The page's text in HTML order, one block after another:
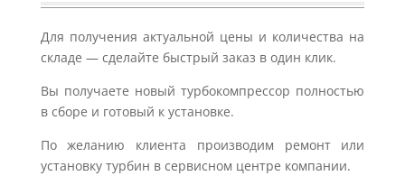
Для получения актуальной цены и количества на
складе — сделайте быстрый заказ в один клик.
Вы получаете новый турбокомпрессор полностью
в сборе и готовый к установке.
По желанию клиента производим ремонт или
установку турбин в сервисном центре компании.